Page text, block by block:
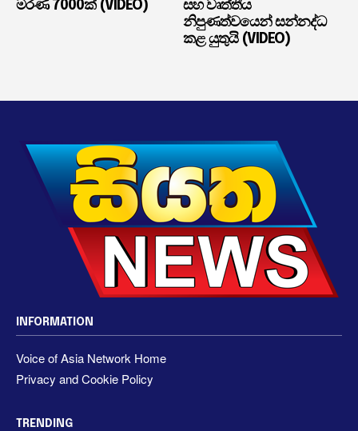
මරණ 7000ක් (VIDEO)
සහ වෘත්තීය
නිපුණත්වයෙන් සන්නද්ධ
කළ යුතුයි (VIDEO)
INFORMATION
Voice of Asia Network Home
Privacy and Cookie Policy
TRENDING